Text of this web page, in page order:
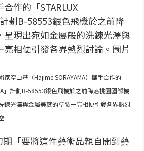
家空山基（Hajime SORAYAMA）攜手合作的
」計劃B-58553銀色飛機於之前降落桃園國際機
鍊光澤與金屬美感的塗裝一亮相便引發各界熱烈